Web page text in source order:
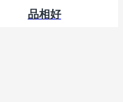
品相好